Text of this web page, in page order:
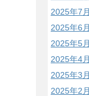
2025年7月
2025年6月
2025年5月
2025年4月
2025年3月
2025年2月